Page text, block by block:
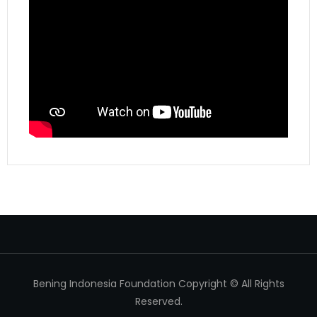
Bening Indonesia Foundation Copyright © All Rights
Reserved.